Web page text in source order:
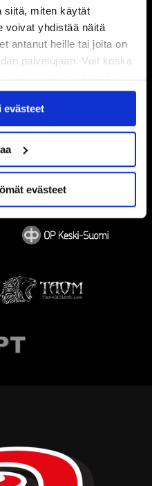
siitä, miten käytät
voivat yhdistää näitä
antanut heille tai joita on
palvelujaan. Voit koska
evästeiden
.
evästeet
evästeet